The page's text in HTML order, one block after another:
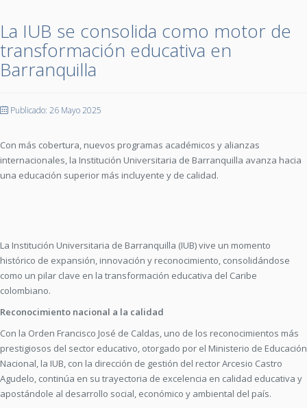
La IUB se consolida como motor de
transformación educativa en
Barranquilla
Publicado: 26 Mayo 2025
Con más cobertura, nuevos programas académicos y alianzas
internacionales, la Institución Universitaria de Barranquilla avanza hacia
una educación superior más incluyente y de calidad.
La Institución Universitaria de Barranquilla (IUB) vive un momento
histórico de expansión, innovación y reconocimiento, consolidándose
como un pilar clave en la transformación educativa del Caribe
colombiano.
Reconocimiento nacional a la calidad
Con la Orden Francisco José de Caldas, uno de los reconocimientos más
prestigiosos del sector educativo, otorgado por el Ministerio de Educación
Nacional, la IUB, con la dirección de gestión del rector Arcesio Castro
Agudelo, continúa en su trayectoria de excelencia en calidad educativa y
apostándole al desarrollo social, económico y ambiental del país.